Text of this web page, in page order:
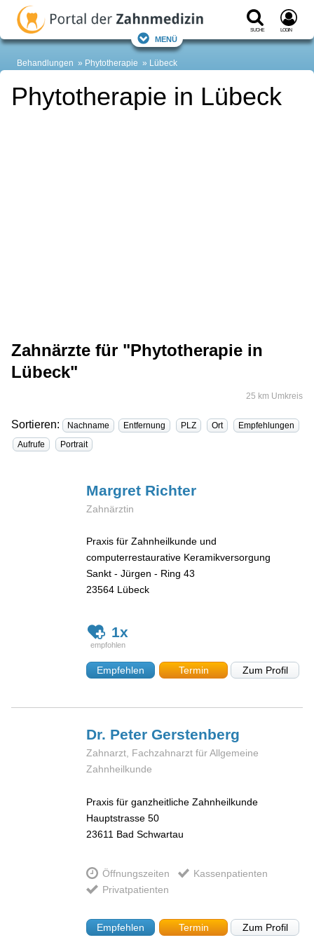
Suche Login
Menü
Behandlungen Phytotherapie Lübeck
Phytotherapie in Lübeck
Zahnärzte für "Phytotherapie in
Lübeck"
25 km Umkreis
Sortieren: Nachname Entfernung PLZ Ort
Empfehlungen
Aufrufe
Portrait
Margret Richter
Zahnärztin
Praxis für Zahnheilkunde und
computerrestaurative Keramikversorgung
Sankt - Jürgen - Ring 43
23564 Lübeck
1x
Empfehlen Termin Zum Profil
Dr. PeterGerstenberg
Zahnarzt, Fachzahnarzt für Allgemeine
Zahnheilkunde
Praxis für ganzheitliche Zahnheilkunde
Hauptstrasse 50
23611 Bad Schwartau
Öffnungszeiten
Kassenpatienten
Privatpatienten
Empfehlen Termin Zum Profil